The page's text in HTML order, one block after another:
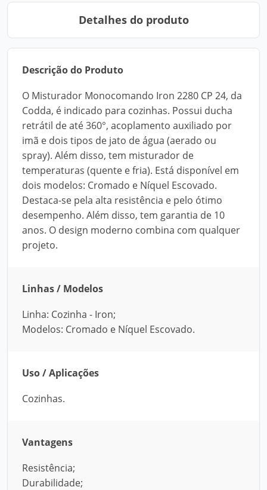
Detalhes do produto
Descrição do Produto
O Misturador Monocomando Iron 2280 CP 24, da
Codda, é indicado para cozinhas. Possui ducha
retrátil de até 360°, acoplamento auxiliado por
imã e dois tipos de jato de água (aerado ou
spray). Além disso, tem misturador de
temperaturas (quente e fria). Está disponível em
dois modelos: Cromado e Níquel Escovado.
Destaca-se pela alta resistência e pelo ótimo
desempenho. Além disso, tem garantia de 10
anos. O design moderno combina com qualquer
projeto.
Linhas / Modelos
Linha: Cozinha - Iron;
Modelos: Cromado e Níquel Escovado.
Uso / Aplicações
Cozinhas.
Vantagens
Resistência;
Durabilidade;